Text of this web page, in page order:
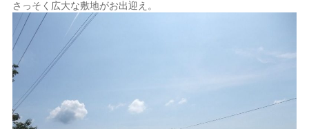
さっそく広大な敷地がお出迎え。